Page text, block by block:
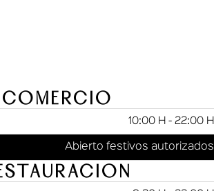
10:00 H - 22:00 H
Abierto festivos autorizados